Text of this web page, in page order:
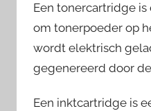
Een tonercartridge
om tonerpoeder op
wordt elektrisch
gegenereerd door
Een inktcartridge is